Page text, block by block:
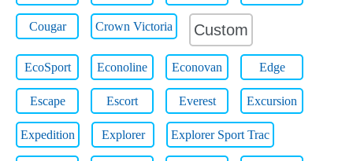
Cougar Crown Victoria Custom
EcoSport Econoline Econovan Edge
Escape Escort Everest Excursion
Expedition Explorer Explorer Sport Trac